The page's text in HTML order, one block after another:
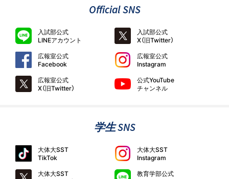
Official SNS
入試部公式
LINEアカウント
入試部公式
X（旧Twitter）
広報室公式
Facebook
広報室公式
Instagram
広報室公式
X（旧Twitter）
公式YouTube
チャンネル
学生 SNS
大体大SST
TikTok
大体大SST
Instagram
大体大SST
教育学部公式